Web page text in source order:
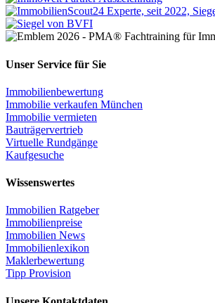
Unser Service für Sie
Immobilienbewertung
Immobilie verkaufen München
Immobilie vermieten
Bauträgervertrieb
Virtuelle Rundgänge
Kaufgesuche
Wissenswertes
Immobilien Ratgeber
Immobilienpreise
Immobilien News
Immobilienlexikon
Maklerbewertung
Tipp Provision